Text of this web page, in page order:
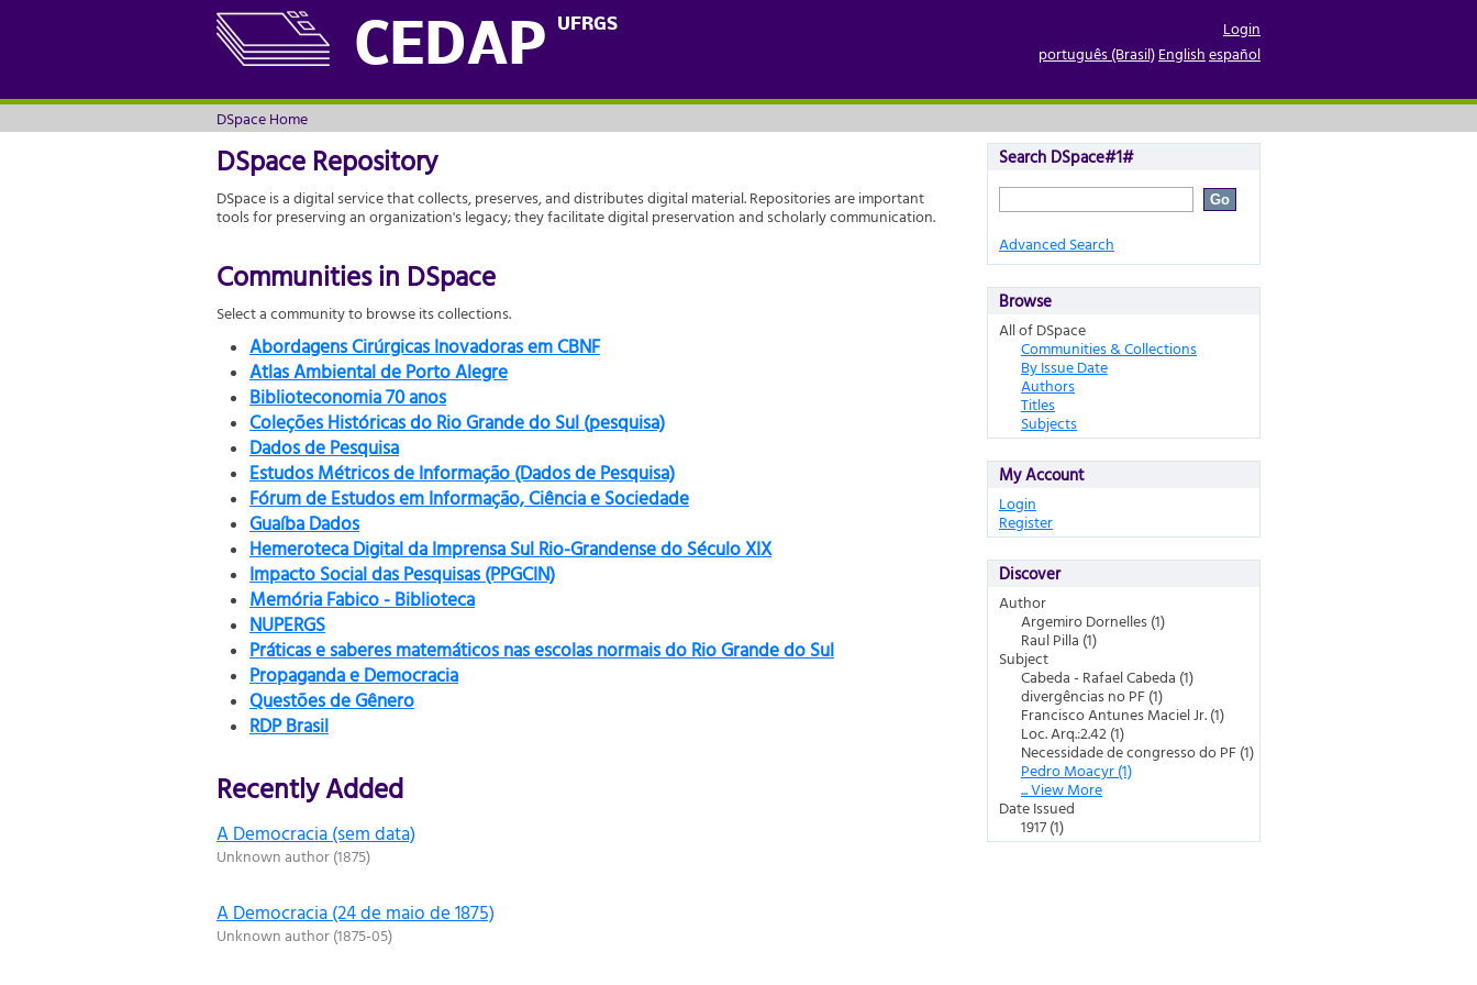
CEDAP UFRGS
DSpace Home
Login
português (Brasil)Englishespañol
DSpace Home
DSpace Repository
DSpace is a digital service that collects, preserves, and distributes digital material. Repositories are important
tools for preserving an organization's legacy; they facilitate digital preservation and scholarly communication.
Communities in DSpace
Select a community to browse its collections.
Abordagens Cirúrgicas Inovadoras em CBNF
Atlas Ambiental de Porto Alegre
Biblioteconomia 70 anos
Coleções Históricas do Rio Grande do Sul (pesquisa)
Dados de Pesquisa
Estudos Métricos de Informação (Dados de Pesquisa)
Fórum de Estudos em Informação, Ciência e Sociedade
Guaíba Dados
Hemeroteca Digital da Imprensa Sul Rio-Grandense do Século XIX
Impacto Social das Pesquisas (PPGCIN)
Memória Fabico - Biblioteca
NUPERGS
Práticas e saberes matemáticos nas escolas normais do Rio Grande do Sul
Propaganda e Democracia
Questões de Gênero
RDP Brasil
Recently Added
A Democracia (sem data)
Unknown author(1875)
A Democracia (24 de maio de 1875)
Unknown author(1875-05)
Search DSpace#1#
Advanced Search
Browse
All of DSpace
Communities & Collections
By Issue Date
Authors
Titles
Subjects
My Account
Login
Register
Discover
Author
Argemiro Dornelles (1)
Raul Pilla (1)
Subject
Cabeda - Rafael Cabeda (1)
divergências no PF (1)
Francisco Antunes Maciel Jr. (1)
Loc. Arq.:2.42 (1)
Necessidade de congresso do PF (1)
Pedro Moacyr (1)
... View More
Date Issued
1917 (1)